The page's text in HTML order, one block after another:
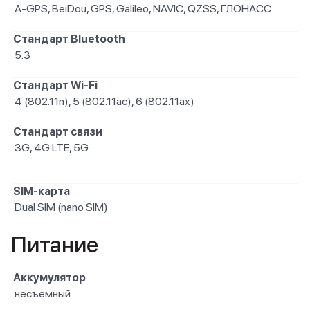
A-GPS, BeiDou, GPS, Galileo, NAVIC, QZSS, ГЛОНАСС
Стандарт Bluetooth
5.3
Стандарт Wi-Fi
4 (802.11n), 5 (802.11ac), 6 (802.11ax)
Стандарт связи
3G, 4G LTE, 5G
SIM-карта
Dual SIM (nano SIM)
Питание
Аккумулятор
несъемный